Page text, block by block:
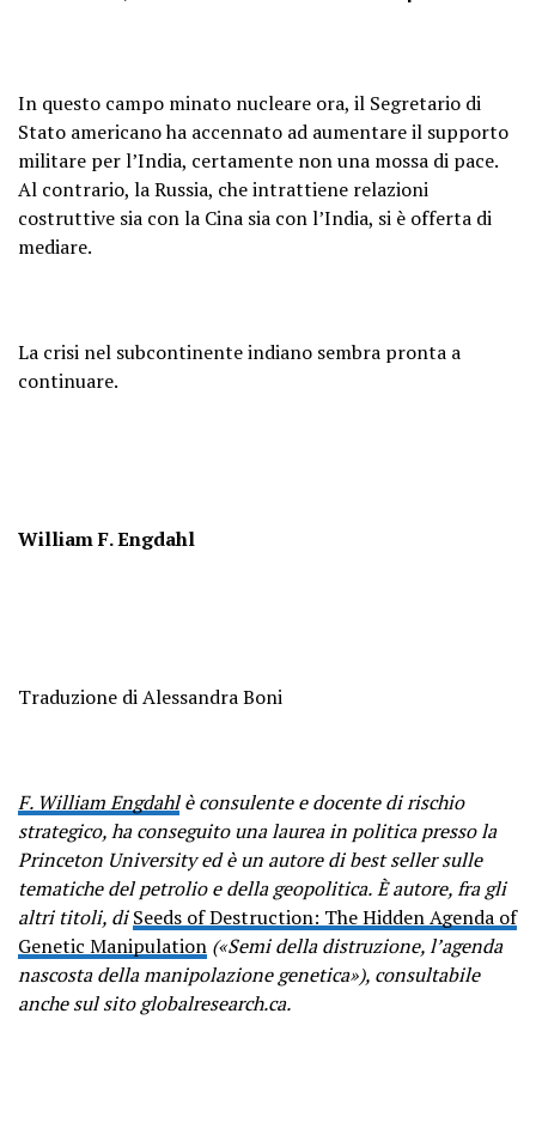
In questo campo minato nucleare ora, il Segretario di
Stato americano ha accennato ad aumentare il supporto
militare per l’India, certamente non una mossa di pace.
Al contrario, la Russia, che intrattiene relazioni
costruttive sia con la Cina sia con l’India, si è offerta di
mediare.
La crisi nel subcontinente indiano sembra pronta a
continuare.
William F. Engdahl
Traduzione di Alessandra Boni
F. William Engdahlè consulente e docente di rischio
strategico, ha conseguito una laurea in politica presso la
Princeton University ed è un autore di best seller sulle
tematiche del petrolio e della geopolitica.È autore, fra gli
altri titoli, diSeeds of Destruction: The Hidden Agenda of
Genetic Manipulation («Semi della distruzione, l’agenda
nascosta della manipolazione genetica»), consultabile
anche sul sito globalresearch.ca.